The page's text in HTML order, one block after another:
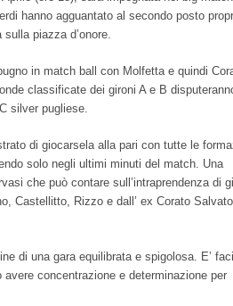
hanno agguantato al secondo posto
piazza d’onore.
in match ball con Molfetta e quindi
classificate dei gironi A e B
silver pugliese.
di giocarsela alla pari con tutte le
solo negli ultimi minuti del match. Una
che può contare sull’intraprendenza di
Castellitto, Rizzo e dall’ ex Corato
di una gara equilibrata e spigolosa. E’
concentrazione e determinazione per